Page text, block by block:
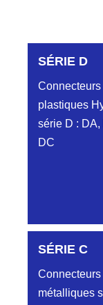
SÉRIE D
Connecteurs
plastiques
série D : DA,
DC
Aucune
SÉRIE C
Connecteurs
métalliques